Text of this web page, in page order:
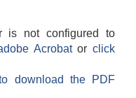
is not configured to
Acrobatorclick
download the PDF